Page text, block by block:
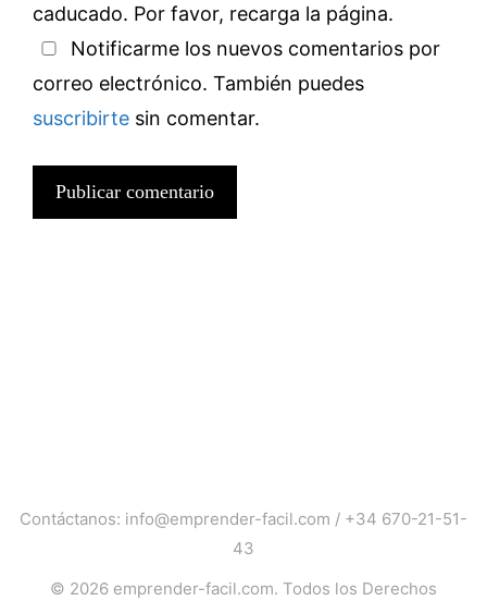
caducado. Por favor, recarga la página.
Notificarme los nuevos comentarios por
correo electrónico. También puedes
suscribirte sin comentar.
Contáctanos: info@emprender-facil.com / +34 670-21-51-
43
© 2026 emprender-facil.com. Todos los Derechos